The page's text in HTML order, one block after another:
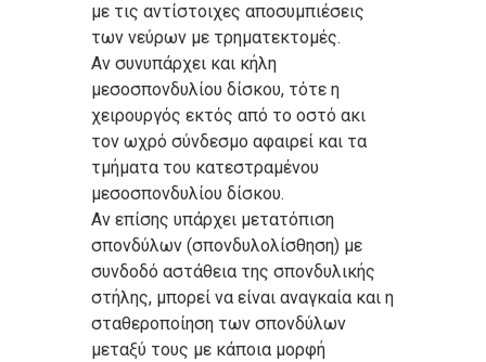
με τις αντίστοιχες αποσυμπιέσεις
των νεύρων με τρηματεκτομές.
Αν συνυπάρχει και κήλη
μεσοσπονδυλίου δίσκου, τότε η
χειρουργός εκτός από το οστό ακι
τον ωχρό σύνδεσμο αφαιρεί και τα
τμήματα του κατεστραμένου
μεσοσπονδυλίου δίσκου.
Αν επίσης υπάρχει μετατόπιση
σπονδύλων (σπονδυλολίσθηση) με
συνδοδό αστάθεια της σπονδυλικής
στήλης, μπορεί να είναι αναγκαία και η
σταθεροποίηση των σπονδύλων
μεταξύ τους με κάποια μορφή